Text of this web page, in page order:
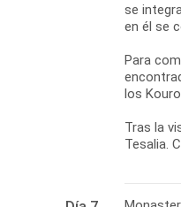
se
en él se
Para
los
Tras la
Tesalia.